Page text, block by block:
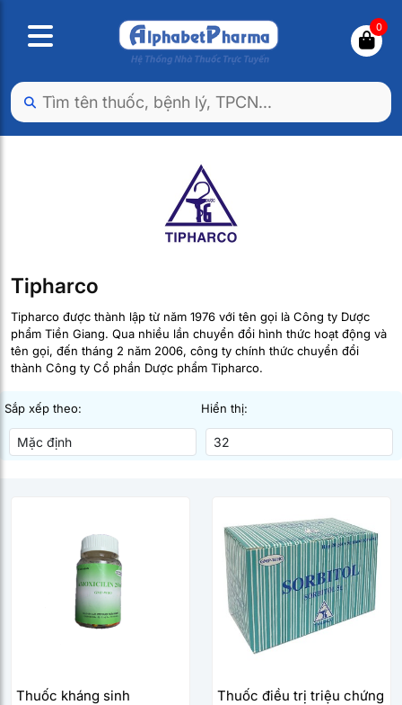
0
Tipharco
Tipharco được thành lập từ năm 1976 với tên gọi là Công ty Dược
phẩm Tiền Giang. Qua nhiều lần chuyển đổi hình thức hoạt động và
tên gọi, đến tháng 2 năm 2006, công ty chính thức chuyển đổi
thành Công ty Cổ phần Dược phẩm Tipharco.
Hiển thị:
Sắp xếp theo:
Thuốc kháng sinh
Thuốc điều trị triệu chứng